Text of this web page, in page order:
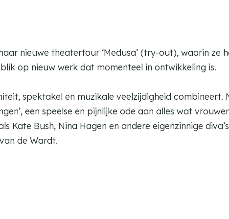
nieuwe theatertour ‘Medusa’ (try-out), waarin ze
op nieuw werk dat momenteel in ontwikkeling is.
spektakel en muzikale veelzijdigheid
een speelse en pijnlijke ode aan alles wat
Kate Bush, Nina Hagen en andere eigenzinnige
de Wardt.